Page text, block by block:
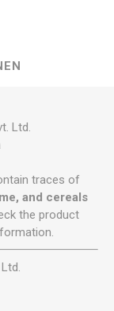
Ltd.
traces of
and cereals
the product